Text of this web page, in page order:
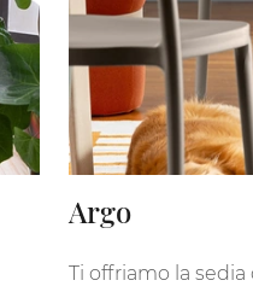
Argo
Ti offriamo la